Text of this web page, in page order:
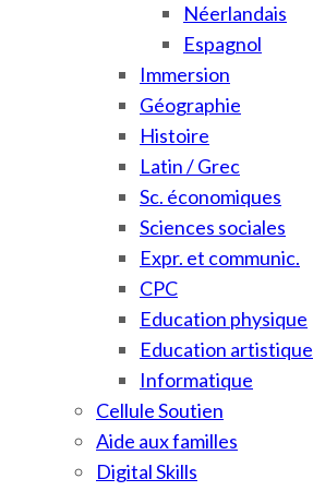
Néerlandais
Espagnol
Immersion
Géographie
Histoire
Latin / Grec
Sc. économiques
Sciences sociales
Expr. et communic.
CPC
Education physique
Education artistique
Informatique
Cellule Soutien
Aide aux familles
Digital Skills